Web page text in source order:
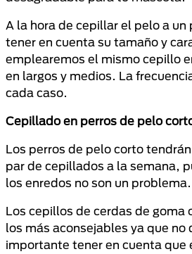
A la hora de cepillar el pelo a un
tener en cuenta su tamaño y
emplearemos el mismo cepillo
en largos y medios. La
cada caso.
Cepillado en perros de pelo
Los perros de pelo corto
par de cepillados a la semana,
los enredos no son un problema.
Los cepillos de cerdas de goma
los más aconsejables ya que no
importante tener en cuenta que